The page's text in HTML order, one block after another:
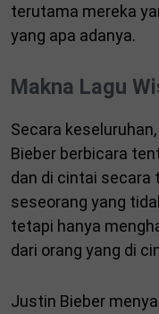
terutama mereka
yang apa adanya.
Makna Lagu
Secara
Bieber berbicara
dan di cintai secara
seseorang yang
tetapi hanya
dari orang yang di
Justin Bieber